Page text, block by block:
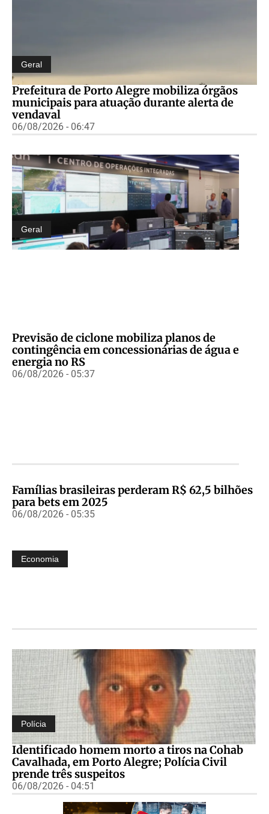
Geral
Prefeitura de Porto Alegre mobiliza órgãos
municipais para atuação durante alerta de
vendaval
06/08/2026 - 06:47
Geral
Previsão de ciclone mobiliza planos de
contingência em concessionárias de água e
energia no RS
06/08/2026 - 05:37
Economia
Famílias brasileiras perderam R$ 62,5 bilhões
para bets em 2025
06/08/2026 - 05:35
Polícia
Identificado homem morto a tiros na Cohab
Cavalhada, em Porto Alegre; Polícia Civil
prende três suspeitos
06/08/2026 - 04:51